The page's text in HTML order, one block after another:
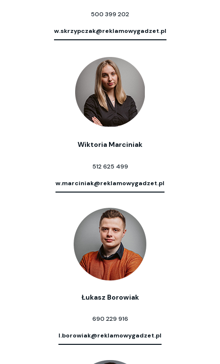
500 399 202
w.skrzypczak@reklamowygadzet.pl
Wiktoria Marciniak
512 625 499
w.marciniak@reklamowygadzet.pl
Łukasz Borowiak
690 229 916
l.borowiak@reklamowygadzet.pl